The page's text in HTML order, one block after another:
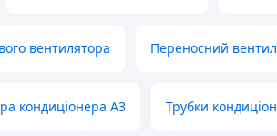
вентилятора Переносний
кондиціонера А3 Трубки